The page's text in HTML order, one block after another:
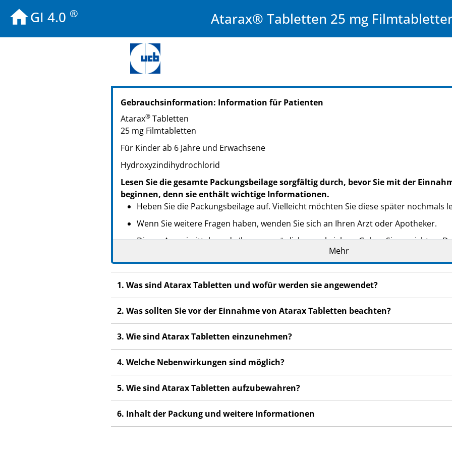
GI 4.0 ® Atarax® Tabletten 25 mg
PZN: 03283642
PPN: 110328364250
PZN: 03283659
PPN: 110328365940
PPN: 110328366506
Gebrauchsinformation: Information für Patienten
Atarax® Tabletten
25 mg Filmtabletten
Für Kinder ab 6 Jahre und Erwachsene
Hydroxyzindihydrochlorid
Lesen Sie die gesamte Packungsbeilage sorgfältig durch, bevor Sie mit der
beginnen, denn sie enthält wichtige Informationen.
Heben Sie die Packungsbeilage auf. Vielleicht möchten Sie diese später nochmals
Wenn Sie weitere Fragen haben, wenden Sie sich an Ihren Arzt oder Apotheker.
Dieses Arzneimittel wurde Ihnen persönlich verschrieben. Geben Sie es nicht an
anderen Menschen schaden, auch wenn diese die gleichen Beschwerden haben wie
Wenn Sie Nebenwirkungen bemerken, wenden Sie sich an Ihren Arzt oder
Nebenwirkungen, die nicht in dieser Packungsbeilage angegeben sind. Siehe
Mehr
1. Was sind Atarax Tabletten und wofür werden sie angewendet?
2. Was sollten Sie vor der Einnahme von Atarax Tabletten beachten?
3. Wie sind Atarax Tabletten einzunehmen?
4. Welche Nebenwirkungen sind möglich?
5. Wie sind Atarax Tabletten aufzubewahren?
6. Inhalt der Packung und weitere Informationen